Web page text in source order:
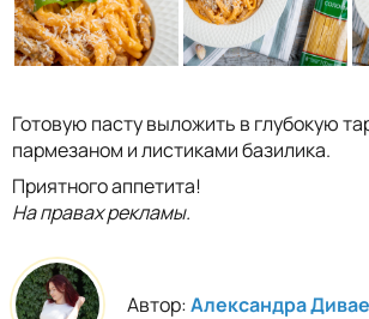
Готовую пасту выложить в глубокую
пармезаном и листиками базилика.
Приятного аппетита!
На правах рекламы.
Автор:Александра